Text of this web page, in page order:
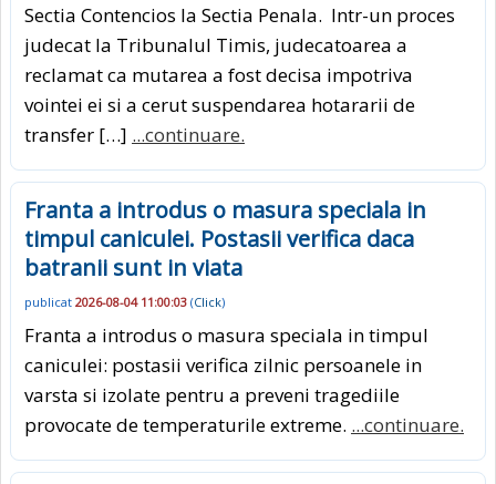
Sectia Contencios la Sectia Penala. Intr-un proces
judecat la Tribunalul Timis, judecatoarea a
reclamat ca mutarea a fost decisa impotriva
vointei ei si a cerut suspendarea hotararii de
transfer […] ...continuare.
Franta a introdus o masura speciala in
timpul caniculei. Postasii verifica daca
batranii sunt in viata
publicat 2026-08-04 11:00:03 (Click)
Franta a introdus o masura speciala in timpul
caniculei: postasii verifica zilnic persoanele in
varsta si izolate pentru a preveni tragediile
provocate de temperaturile extreme. ...continuare.